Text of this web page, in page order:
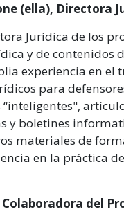
(ella), Directora
Jurídica de los
y de contenidos
experiencia en el
para
y boletines
materiales de
en la práctica
del